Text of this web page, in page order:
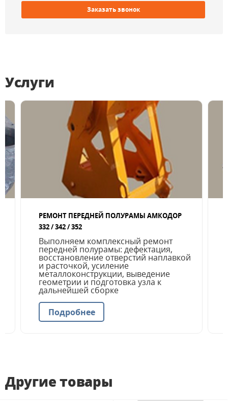
Заказать звонок
Услуги
РЕМОНТ ПЕРЕДНЕЙ ПОЛУРАМЫ АМКОДОР
332 / 342 / 352
Выполняем комплексный ремонт
передней полурамы: дефектация,
восстановление отверстий наплавкой
и расточкой, усиление
металлоконструкции, выведение
геометрии и подготовка узла к
дальнейшей сборке
Подробнее
Другие товары